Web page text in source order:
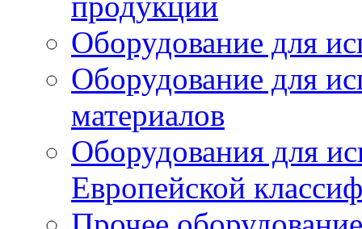
Оборудование для
Оборудование для
материалов
Оборудования для
Европейской